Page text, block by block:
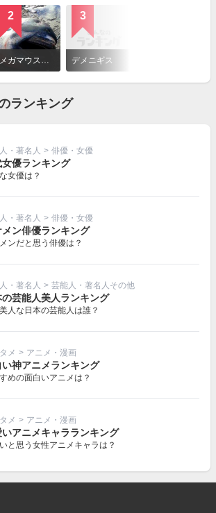
2
メガマウスザメ
3
デメニギス
ランキング
・著名人 > 俳優・女優
女優ランキング
女優は？
・著名人 > 俳優・女優
メン俳優ランキング
ンだと思う俳優は？
・著名人 > 芸能人・著名人その他
の芸能人美人ランキング
人な日本の芸能人は誰？
メ > アニメ・漫画
い神アニメランキング
めの面白いアニメは？
メ > アニメ・漫画
いアニメキャラランキング
と思う女性アニメキャラは？